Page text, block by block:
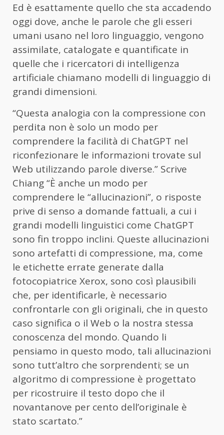
Ed è esattamente quello che sta accadendo
oggi dove, anche le parole che gli esseri
umani usano nel loro linguaggio, vengono
assimilate, catalogate e quantificate in
quelle che i ricercatori di intelligenza
artificiale chiamano modelli di linguaggio di
grandi dimensioni.
“Questa analogia con la compressione con
perdita non è solo un modo per
comprendere la facilità di ChatGPT nel
riconfezionare le informazioni trovate sul
Web utilizzando parole diverse.” Scrive
Chiang “È anche un modo per
comprendere le “allucinazioni”, o risposte
prive di senso a domande fattuali, a cui i
grandi modelli linguistici come ChatGPT
sono fin troppo inclini. Queste allucinazioni
sono artefatti di compressione, ma, come
le etichette errate generate dalla
fotocopiatrice Xerox, sono così plausibili
che, per identificarle, è necessario
confrontarle con gli originali, che in questo
caso significa o il Web o la nostra stessa
conoscenza del mondo. Quando li
pensiamo in questo modo, tali allucinazioni
sono tutt’altro che sorprendenti; se un
algoritmo di compressione è progettato
per ricostruire il testo dopo che il
novantanove per cento dell’originale è
stato scartato.”